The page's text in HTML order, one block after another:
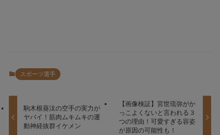
スポーツ選手
駒木根葵汰の空手の実力が
ヤバイ！筋肉ムキムキの運
動神経抜群イケメン
【画像検証】宮世琉弥がか
っこよくないと言われる３
つの理由！可愛すぎる容姿
が原因の可能性も！